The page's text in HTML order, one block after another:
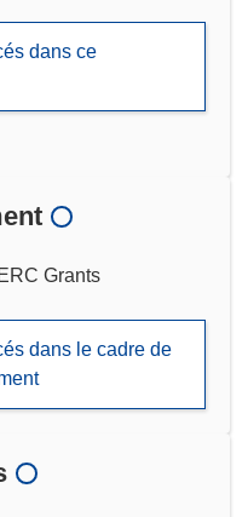
dans ce
Grants
dans le cadre de